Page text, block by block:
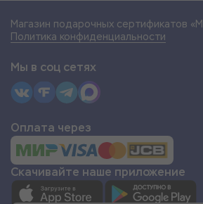
Магазин подарочных сертификатов
Политика конфиденциальности
Мы в соц сетях
Оплата через
Скачивайте наше приложение